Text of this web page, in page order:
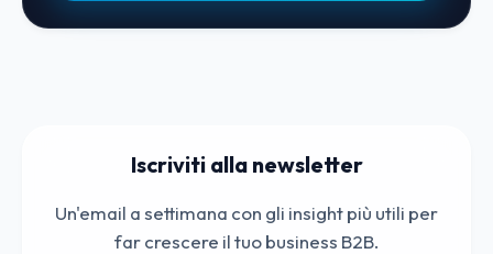
Iscriviti alla newsletter
Un'email a settimana con gli insight più utili per
far crescere il tuo business B2B.